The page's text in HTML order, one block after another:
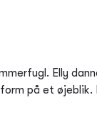
Elly
på et